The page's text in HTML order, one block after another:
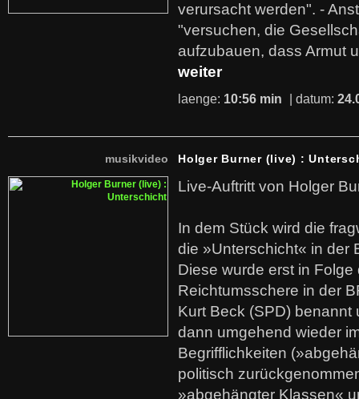
verursacht werden". -
"versuchen, die
aufzubauen, dass Armut
weiter
laenge: 10:56 min | datum:
musikvideo Holger Burner (live) :
Live-Auftritt von Holger
In dem Stück wird die
die »Unterschicht« in der
Diese wurde erst in
Reichtumsschere in der
Kurt Beck (SPD)
dann umgehend wieder
Begrifflichkeiten
politisch
»abgehängter Klassen«